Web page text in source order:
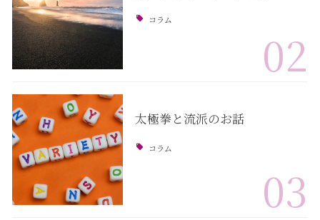
コラム
02
太極拳と流派のお話
コラム
03